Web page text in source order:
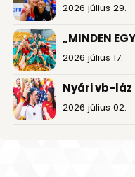
2026 július 29.
„MINDEN
2026 július 17.
Nyári vb-
a foci és a
2026 július 02.